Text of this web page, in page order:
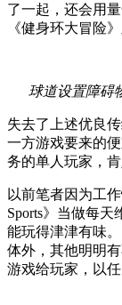
了一起，还会用
《健身环大冒险
球道设置障碍
失去了上述优良
一方游戏要来的
务的单人玩家，
以前笔者因为工
Sports》当做每
能玩得津津有味
体外，其他明明
游戏给玩家，以